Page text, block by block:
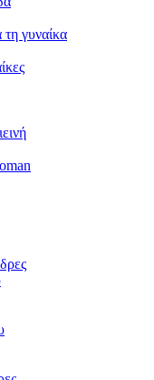
γυναίκα